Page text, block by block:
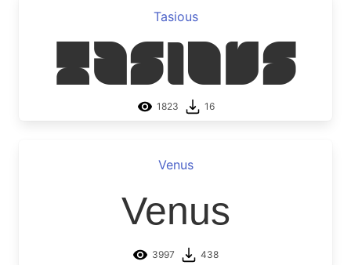
Tasious
Tasious
1823 16
Venus
Venus
3997 438